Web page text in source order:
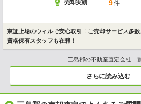
売却実績
9 件
東証上場のウィルで安心取引！ご売却サービス多
資格保有スタッフも在籍！
三島郡の不動産査定会社一
さらに読み込む